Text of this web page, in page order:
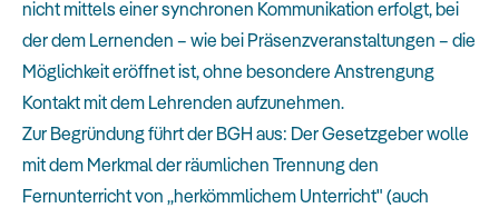
nicht mittels einer synchronen Kommunikation erfolgt, bei
der dem Lernenden – wie bei Präsenzveranstaltungen – die
Möglichkeit eröffnet ist, ohne besondere Anstrengung
Kontakt mit dem Lehrenden aufzunehmen.
Zur Begründung führt der BGH aus: Der Gesetzgeber wolle
mit dem Merkmal der räumlichen Trennung den
Fernunterricht von „herkömmlichem Unterricht" (auch